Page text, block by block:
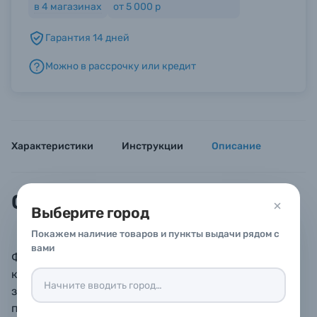
Выберите город
Покажем наличие товаров и пункты выдачи рядом с
вами
Б/У фототехника (Комиссионные товары)
в 4 магазинах
от 5 000 р
Гарантия 14 дней
Можно в рассрочку или кредит
Характеристики Инструкции Описание
Описание
Фотоальбом для фото 10х15 см с пластиковыми
кармашками. Пластиковые кармашки это не только
защита фотографий от пыли, влаги и отпечатков
пальцев. А также удобный способ быстро вставить,